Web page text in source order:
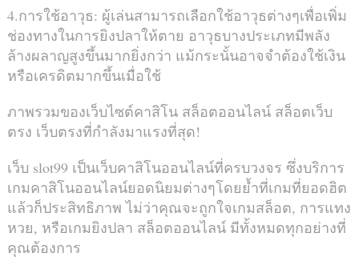
4.การใช้อาวุธ: ผู้เล่นสามารถเลือกใช้อาวุธต่างๆเพื่อเพิ่ม
ช่องทางในการยิงปลาให้ตาย อาวุธบางประเภทมีพลัง
ล้างผลาญสูงขึ้นมากยิ่งกว่า แม้กระนั้นอาจจำต้องใช้เงิน
หรือเครดิตมากขึ้นเมื่อใช้
ภาพรวมของเว็บไซต์คาสิโน สล็อตออนไลน์ สล็อตเว็บ
ตรง เว็บตรงที่กำลังมาแรงที่สุด!
เว็บ slot99 เป็นเว็บคาสิโนออนไลน์ที่ครบวงจร ซึ่งบริการ
เกมคาสิโนออนไลน์ยอดนิยมต่างๆโดยย้ำที่เกมที่ยอดฮิต
แล้วก็ประสิทธิภาพ ไม่ว่าคุณจะถูกใจเกมสล็อต, การแทง
หวย, หรือเกมยิงปลา สล็อตออนไลน์ มีทั้งหมดทุกอย่างที่
คุณต้องการ